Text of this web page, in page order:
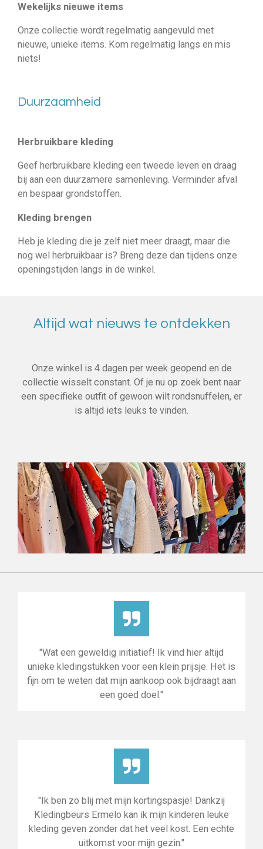
Wekelijks nieuwe items
Onze collectie wordt regelmatig aangevuld met
nieuwe, unieke items. Kom regelmatig langs en mis
niets!
Duurzaamheid
Herbruikbare kleding
Geef herbruikbare kleding een tweede leven en draag
bij aan een duurzamere samenleving. Verminder afval
en bespaar grondstoffen.
Kleding brengen
Heb je kleding die je zelf niet meer draagt, maar die
nog wel herbruikbaar is? Breng deze dan tijdens onze
openingstijden langs in de winkel.
Altijd wat nieuws te ontdekken
Onze winkel is 4 dagen per week geopend en de
collectie wisselt constant. Of je nu op zoek bent naar
een specifieke outfit of gewoon wilt rondsnuffelen, er
is altijd iets leuks te vinden.
"Wat een geweldig initiatief! Ik vind hier altijd
unieke kledingstukken voor een klein prijsje. Het is
fijn om te weten dat mijn aankoop ook bijdraagt aan
een goed doel."
"Ik ben zo blij met mijn kortingspasje! Dankzij
Kledingbeurs Ermelo kan ik mijn kinderen leuke
kleding geven zonder dat het veel kost. Een echte
uitkomst voor mijn gezin."